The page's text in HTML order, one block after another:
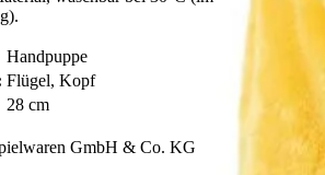
Handpuppe
Flügel, Kopf
28 cm
GmbH & Co. KG